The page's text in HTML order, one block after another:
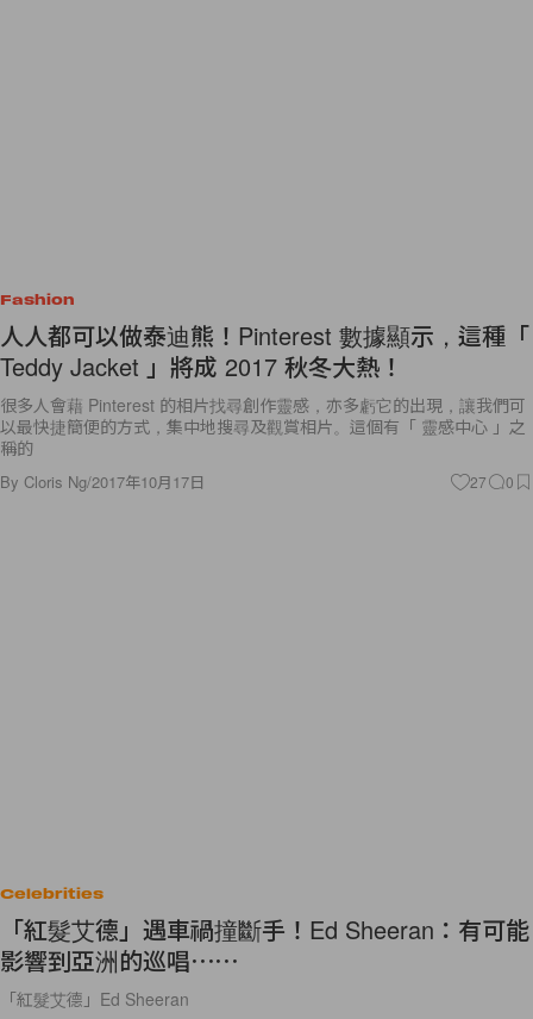
Fashion
人人都可以做泰迪熊！Pinterest 數據顯示，這種「
Teddy Jacket 」將成 2017 秋冬大熱！
很多人會藉 Pinterest 的相片找尋創作靈感，亦多虧它的出現，讓我們可
以最快捷簡便的方式，集中地搜尋及觀賞相片。這個有「 靈感中心 」之
稱的
By Cloris Ng/2017年10月17日 27 0
Celebrities
「紅髮艾德」遇車禍撞斷手！Ed Sheeran：有可能
影響到亞洲的巡唱⋯⋯
「紅髮艾德」Ed Sheeran